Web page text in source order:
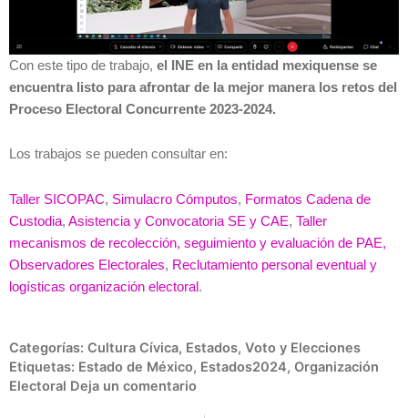
Con este tipo de trabajo, el INE en la entidad mexiquense se
encuentra listo para afrontar de la mejor manera los retos del
Proceso Electoral Concurrente 2023-2024.
Los trabajos se pueden consultar en:
Taller SICOPAC, Simulacro Cómputos, Formatos Cadena de
Custodia, Asistencia y Convocatoria SE y CAE, Taller
mecanismos de recolección, seguimiento y evaluación de PAE,
Observadores Electorales, Reclutamiento personal eventual y
logísticas organización electoral.
Categorías: Cultura Cívica, Estados, Voto y Elecciones
Etiquetas: Estado de México, Estados2024, Organización
Electoral Deja un comentario